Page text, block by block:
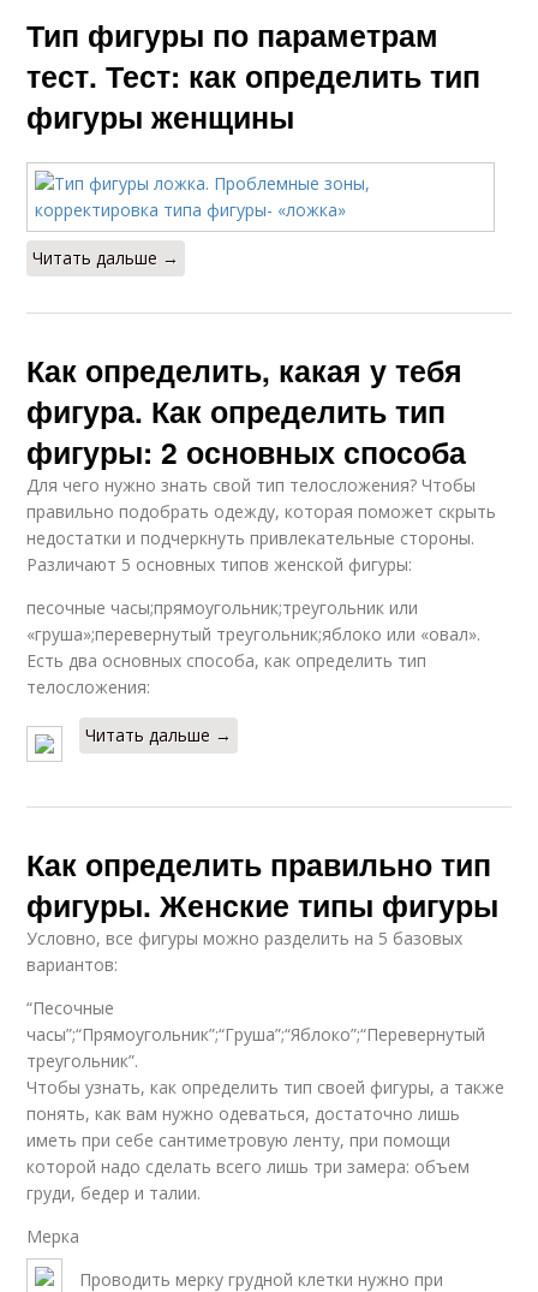
Тип фигуры по параметрам
тест. Тест: как определить тип
фигуры женщины
Читать дальше →
Как определить, какая у тебя
фигура. Как определить тип
фигуры: 2 основных способа
Для чего нужно знать свой тип телосложения? Чтобы
правильно подобрать одежду, которая поможет скрыть
недостатки и подчеркнуть привлекательные стороны.
Различают 5 основных типов женской фигуры:
песочные часы;прямоугольник;треугольник или
«груша»;перевернутый треугольник;яблоко или «овал».
Есть два основных способа, как определить тип
телосложения:
Читать дальше →
Как определить правильно тип
фигуры. Женские типы фигуры
Условно, все фигуры можно разделить на 5 базовых
вариантов:
“Песочные
часы”;“Прямоугольник”;“Груша”;“Яблоко”;“Перевернутый
треугольник”.
Чтобы узнать, как определить тип своей фигуры, а также
понять, как вам нужно одеваться, достаточно лишь
иметь при себе сантиметровую ленту, при помощи
которой надо сделать всего лишь три замера: объем
груди, бедер и талии.
Мерка
Проводить мерку грудной клетки нужно при